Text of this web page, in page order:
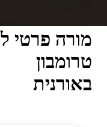
מורה פרטי ל
טרומבון
באורנית